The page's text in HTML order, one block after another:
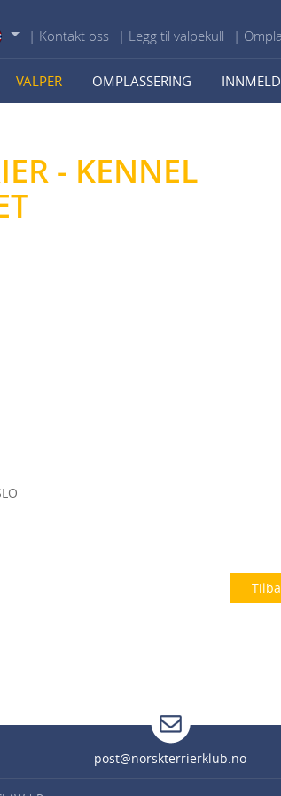
| Kontakt oss | Legg til valpekull |
VALPER OMPLASSERING
- KENNEL
post@norskterrierklub.no